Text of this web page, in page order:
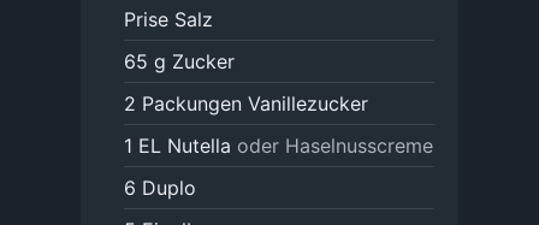
Prise Salz
65 g Zucker
2 Packungen Vanillezucker
1 EL Nutella oder Haselnusscreme
6 Duplo